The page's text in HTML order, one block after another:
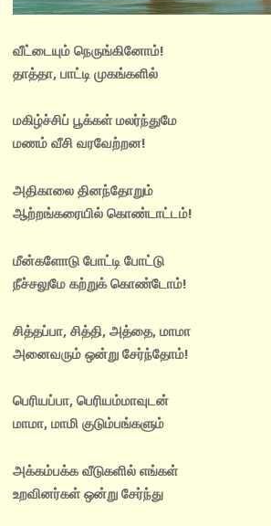
வீட்டையும் நெருங்கினோம்!
தாத்தா, பாட்டி முகங்களில்
மகிழ்ச்சிப் பூக்கள் மலர்ந்துமே
மணம் வீசி வரவேற்றன!
அதிகாலை தினந்தோறும்
ஆற்றங்கரையில் கொண்டாட்டம்!
மீன்களோடு போட்டி போட்டு
நீச்சலுமே கற்றுக் கொண்டோம்!
சித்தப்பா, சித்தி, அத்தை, மாமா
அனைவரும் ஒன்று சேர்ந்தோம்!
பெரியப்பா, பெரியம்மாவுடன்
மாமா, மாமி குடும்பங்களும்
அக்கம்பக்க வீடுகளில் எங்கள்
உறவினர்கள் ஒன்று சேர்ந்து